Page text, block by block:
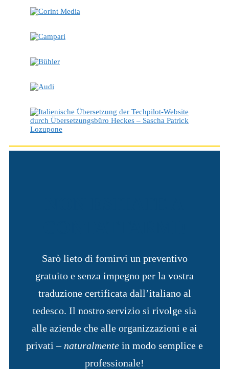
Sarò lieto di fornirvi un preventivo
gratuito e senza impegno per la vostra
traduzione certificata dall’italiano al
tedesco. Il nostro servizio si rivolge sia
alle aziende che alle organizzazioni e ai
privati – naturalmente in modo semplice e
professionale!